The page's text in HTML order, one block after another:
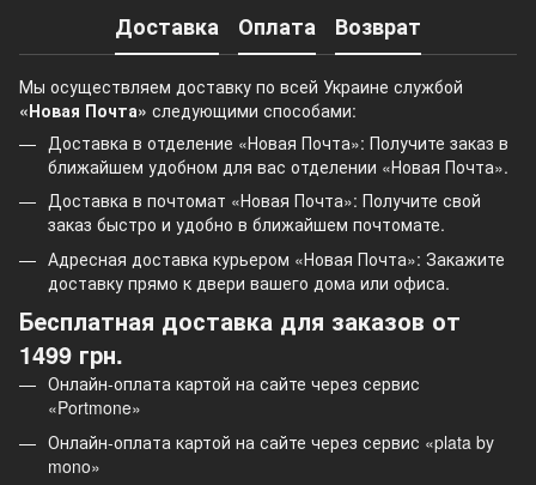
Доставка Оплата Возврат
Мы осуществляем доставку по всей Украине службой
«Новая Почта» следующими способами:
Доставка в отделение «Новая Почта»: Получите заказ в
ближайшем удобном для вас отделении «Новая Почта».
Доставка в почтомат «Новая Почта»: Получите свой
заказ быстро и удобно в ближайшем почтомате.
Адресная доставка курьером «Новая Почта»: Закажите
доставку прямо к двери вашего дома или офиса.
Бесплатная доставка для заказов от
1499 грн.
Онлайн-оплата картой на сайте через сервис
«Portmone»
Онлайн-оплата картой на сайте через сервис «plata by
mono»